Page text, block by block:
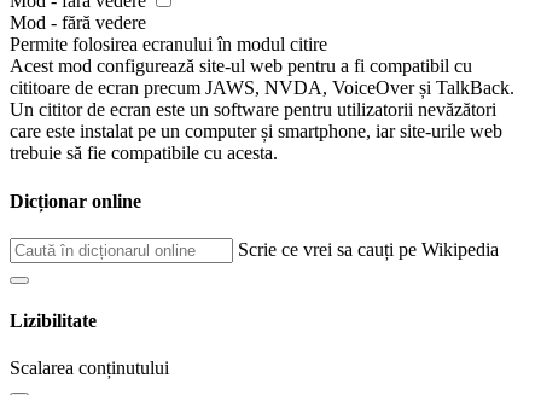
Mod - fără vedere
Permite folosirea ecranului în modul citire
Acest mod configurează site-ul web pentru a fi compatibil cu
cititoare de ecran precum JAWS, NVDA, VoiceOver și TalkBack.
Un cititor de ecran este un software pentru utilizatorii nevăzători
care este instalat pe un computer și smartphone, iar site-urile web
trebuie să fie compatibile cu acesta.
Dicționar online
Scrie ce vrei sa cauți pe Wikipedia
Lizibilitate
Scalarea conținutului